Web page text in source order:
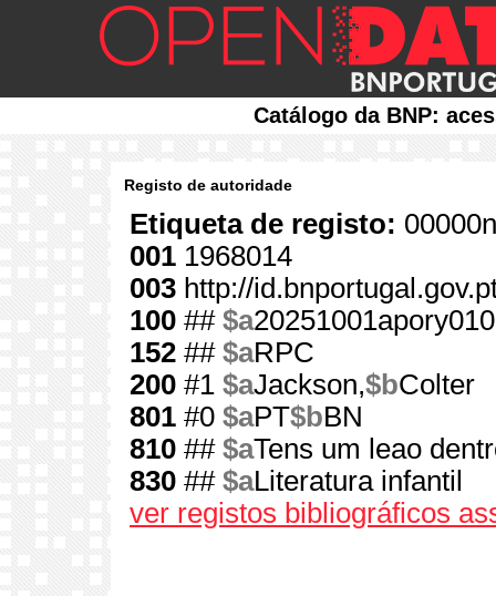
Catálogo da BNP:
Registo de autoridade
Etiqueta de registo:
001 1968014
003 http://
100 ## $a
152 ## $aRPC
200 #1 $aJackson,$bColter
801 #0 $aPT$bBN
810 ## $aTens um leao
830 ## $aLiteratura infantil
ver registos bibliográficos